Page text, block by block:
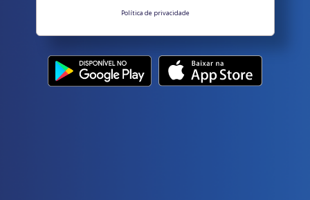
Política de privacidade